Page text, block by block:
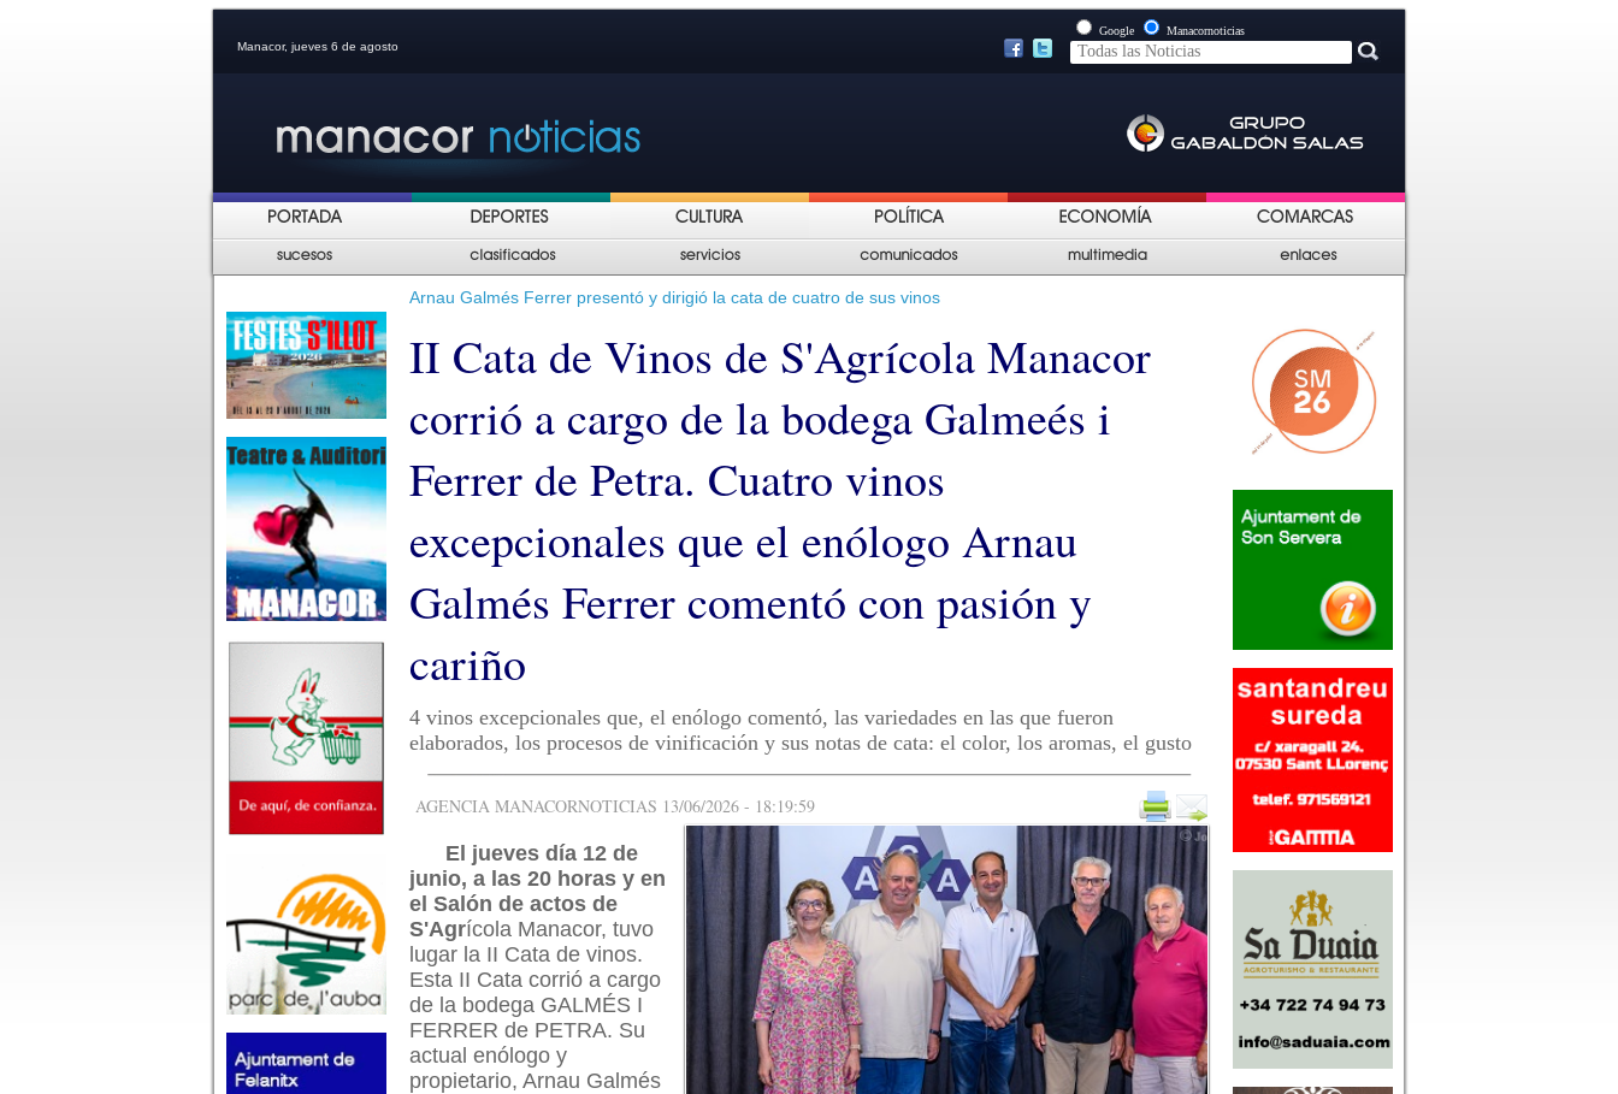
Manacor, jueves 6 de agosto
Google Manacornoticias
Arnau Galmés Ferrer presentó y dirigió la cata de cuatro de sus vinos
II Cata de Vinos de S'Agrícola Manacor
corrió a cargo de la bodega Galmeés i
Ferrer de Petra. Cuatro vinos
excepcionales que el enólogo Arnau
Galmés Ferrer comentó con pasión y
cariño
4 vinos excepcionales que, el enólogo comentó, las variedades en las que fueron
elaborados, los procesos de vinificación y sus notas de cata: el color, los aromas, el gusto
AGENCIA MANACORNOTICIAS 13/06/2026 - 18:19:59
El jueves día 12 de
junio, a las 20 horas y en
el Salón de actos de
S'Agrícola Manacor, tuvo
lugar la II Cata de vinos.
Esta II Cata corrió a cargo
de la bodega GALMÉS I
FERRER de PETRA. Su
actual enólogo y
propietario, Arnau Galmés